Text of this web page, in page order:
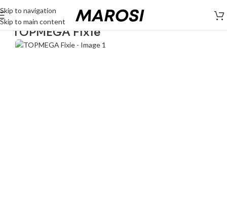
Skip to navigation
Skip to main content
TOPMEGA Fixie